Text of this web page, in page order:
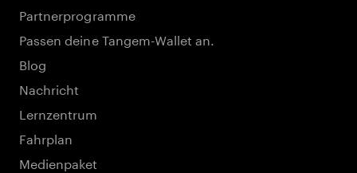
Partnerprogramme
Passen deine Tangem-Wallet an.
Blog
Nachricht
Lernzentrum
Fahrplan
Medienpaket